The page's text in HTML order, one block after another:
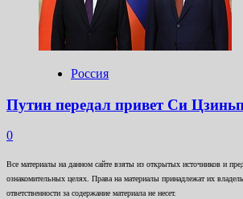
Россия
Путин передал привет Си
0
Все материалы на данном сайте взяты из открытых источников и
ознакомительных целях. Права на материалы принадлежат их
ответственности за содержание материала не несет.